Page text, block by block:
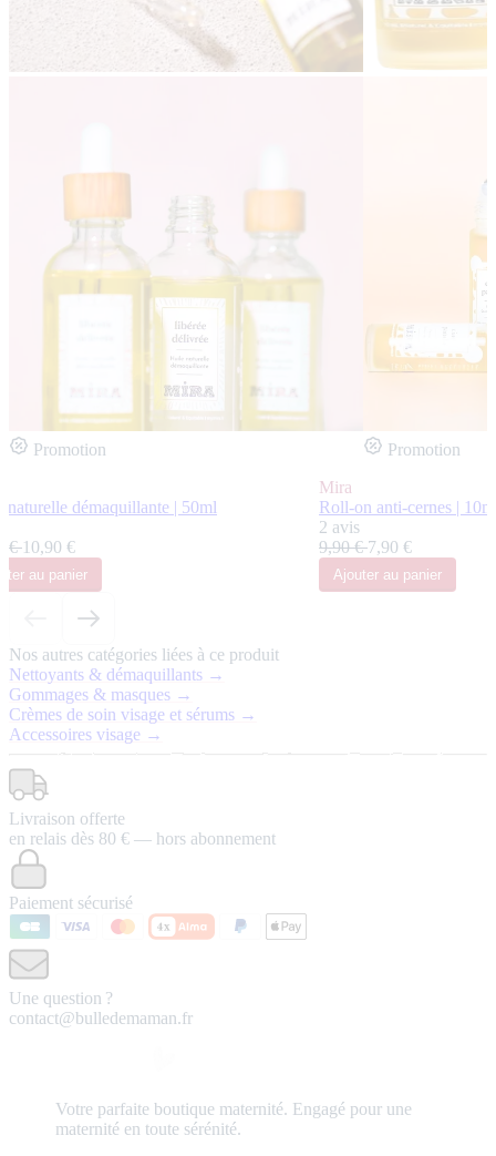
Promotion
naturelle démaquillante | 50ml
€10,90 €
au panier
Promotion
Mira
Roll-on anti-cernes |
2 avis
9,90 €7,90 €
Ajouter au panier
Nos autres catégories liées à ce produit
Nettoyants & démaquillants →
Gommages & masques →
Crèmes de soin visage et sérums →
Accessoires visage →
Livraison offerte
en relais dès 80 € — hors abonnement
Paiement sécurisé
Une question ?
contact@bulledemaman.fr
Votre parfaite boutique maternité. Engagé pour une
maternité en toute sérénité.